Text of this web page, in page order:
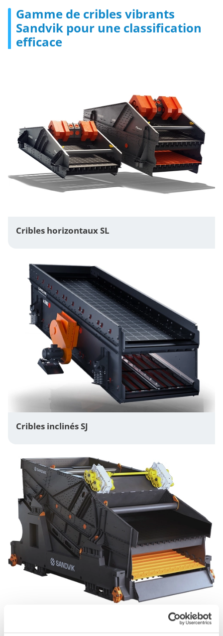
Gamme de cribles vibrants
Sandvik pour une classification
efficace
Cribles horizontaux SL
Cribles inclinés SJ